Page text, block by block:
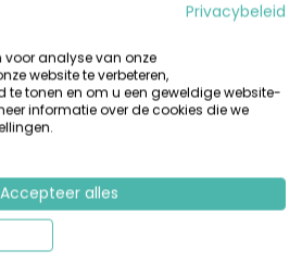
in het binnenbad of buitenbad
kanovaren en een potje jeu de
er op het eiland, centraal op
themadagen georganiseerd.
organiseert een enthousiast
Voor een hapje en
uit heerlijke BBQ gerechten of à
het terras van een prettig
en het buitenzwembad.
Privacybeleid
voor analyse van onze
website te verbeteren,
te tonen en om u een geweldige website-
informatie over de cookies die we
Accepteer alles